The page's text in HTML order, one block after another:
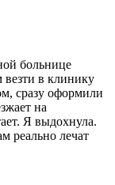
больнице
везти в клинику
сразу оформили
на
Я выдохнула.
реально лечат